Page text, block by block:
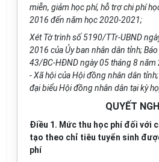
miễn, giảm học phí, hỗ trợ chi phí
2016 đến năm học 2020-2021;
Xét Tờ trình số 5190/TTr-UBND
2016 của Ủy ban nhân dân tỉnh;
43/BC-HĐND ngày 05 tháng 8 năm
- Xã hội của Hội đồng nhân dân
đại biểu Hội đồng nhân dân tại kỳ
QUYẾT
Điều 1. Mức thu học phí đối với
tạo theo chỉ tiêu tuyển sinh
phí